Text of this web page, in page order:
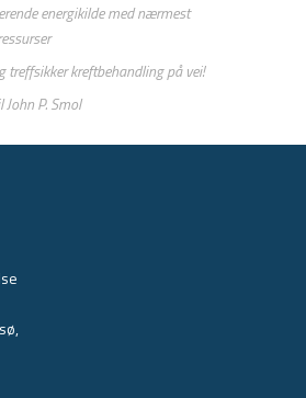
energikilde med nærmest
treffsikker kreftbehandling på vei!
P. Smol